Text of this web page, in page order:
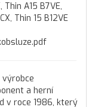
Thin A15 B7VE,
Thin 15 B12VE
výrobce
a herní
v roce 1986, který